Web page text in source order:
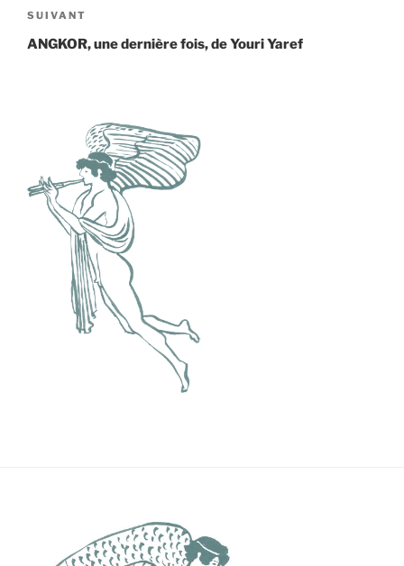
Article
suivant
SUIVANT
ANGKOR, une dernière fois, de Youri Yaref